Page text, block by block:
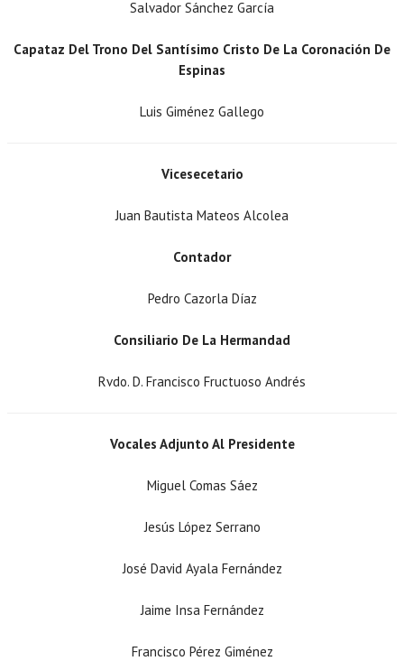
Salvador Sánchez García
Capataz Del Trono Del Santísimo Cristo De La Coronación De
Espinas
Luis Giménez Gallego
Vicesecetario
Juan Bautista Mateos Alcolea
Contador
Pedro Cazorla Díaz
Consiliario De La Hermandad
Rvdo. D. Francisco Fructuoso Andrés
Vocales Adjunto Al Presidente
Miguel Comas Sáez
Jesús López Serrano
José David Ayala Fernández
Jaime Insa Fernández
Francisco Pérez Giménez